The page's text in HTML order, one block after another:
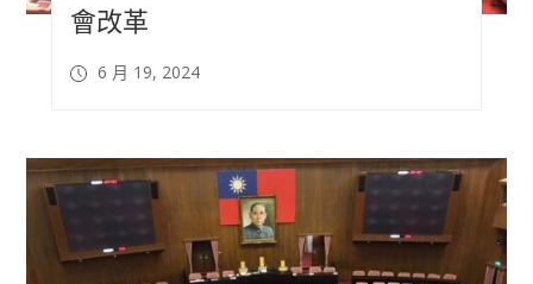
會改革
6 月 19, 2024